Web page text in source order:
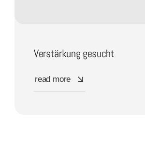
Verstärkung gesucht
read more